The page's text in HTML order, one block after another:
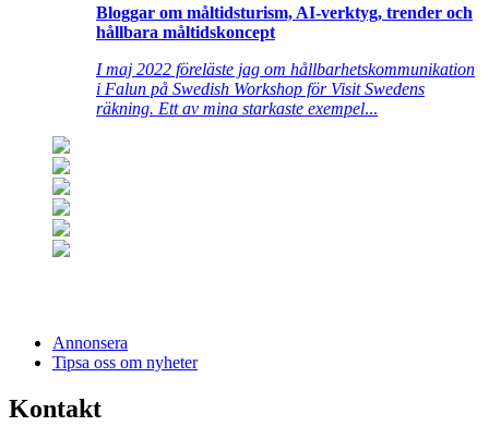
Bloggar om måltidsturism, AI-verktyg, trender och
hållbara måltidskoncept
I maj 2022 föreläste jag om hållbarhetskommunikation
i Falun på Swedish Workshop för Visit Swedens
räkning. Ett av mina starkaste exempel...
Annonsera
Tipsa oss om nyheter
Kontakt